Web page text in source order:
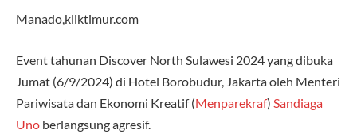
Manado,kliktimur.com
Event tahunan Discover North Sulawesi 2024 yang dibuka
Jumat (6/9/2024) di Hotel Borobudur, Jakarta oleh Menteri
Pariwisata dan Ekonomi Kreatif (Menparekraf) Sandiaga
Uno berlangsung agresif.